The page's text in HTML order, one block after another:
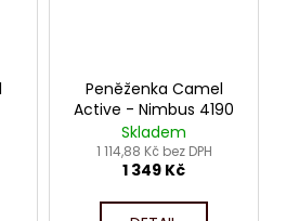
Peněženka Camel
Active - Nimbus 4190
Skladem
1 114,88 Kč bez DPH
1 349 Kč